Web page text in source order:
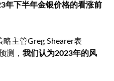
年下半年金银价格的看涨前
主管Greg Shearer表
测， 我们认为2023年的风